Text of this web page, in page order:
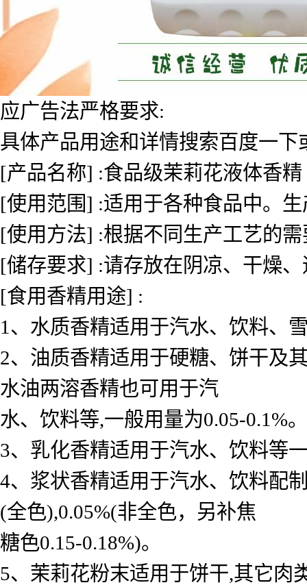
应广告法严格要求:
具体产品用途和详情搜索百度一
[产品名称] :食品级茉莉花液体香精
[使用范围] :适用于各种食品中。
[使用方法] :根据不同生产工艺的
[储存要求] :请存放在阴凉、干燥
[食用香精用途] :
1、水质香精适用于汽水、饮料、
2、油质香精适用于硬糖、饼干及
水油两溶香精也可用于汽
水、饮料等,一般用量为0.05-0.1%。
3、乳化香精适用于汽水、饮料等
4、浆状香精适用于汽水、饮料配
(全色),0.05%(非全色，另补焦
糖色0.15-0.18%)。
5、茉莉花粉末适用于饼干,其它肉